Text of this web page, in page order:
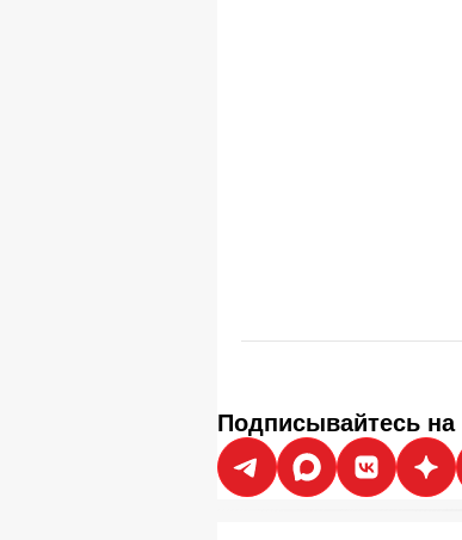
Подписывайтесь на